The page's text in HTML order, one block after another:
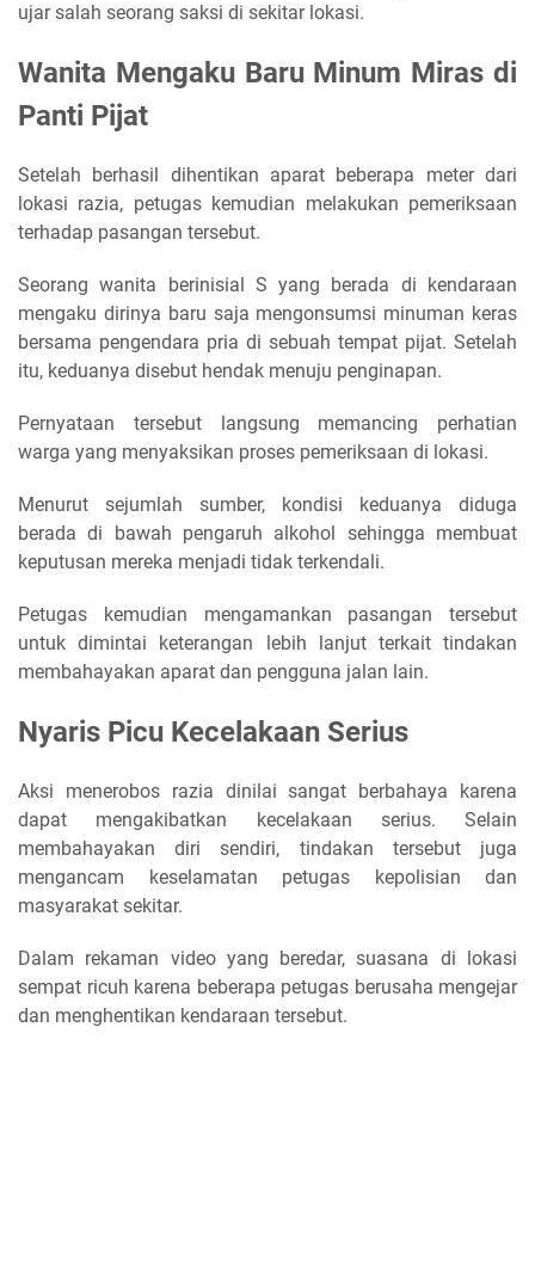
ujar salah seorang saksi di sekitar lokasi.
Wanita Mengaku Baru Minum Miras di
Panti Pijat
Setelah berhasil dihentikan aparat beberapa meter dari
lokasi razia, petugas kemudian melakukan pemeriksaan
terhadap pasangan tersebut.
Seorang wanita berinisial S yang berada di kendaraan
mengaku dirinya baru saja mengonsumsi minuman keras
bersama pengendara pria di sebuah tempat pijat. Setelah
itu, keduanya disebut hendak menuju penginapan.
Pernyataan tersebut langsung memancing perhatian
warga yang menyaksikan proses pemeriksaan di lokasi.
Menurut sejumlah sumber, kondisi keduanya diduga
berada di bawah pengaruh alkohol sehingga membuat
keputusan mereka menjadi tidak terkendali.
Petugas kemudian mengamankan pasangan tersebut
untuk dimintai keterangan lebih lanjut terkait tindakan
membahayakan aparat dan pengguna jalan lain.
Nyaris Picu Kecelakaan Serius
Aksi menerobos razia dinilai sangat berbahaya karena
dapat mengakibatkan kecelakaan serius. Selain
membahayakan diri sendiri, tindakan tersebut juga
mengancam keselamatan petugas kepolisian dan
masyarakat sekitar.
Dalam rekaman video yang beredar, suasana di lokasi
sempat ricuh karena beberapa petugas berusaha mengejar
dan menghentikan kendaraan tersebut.